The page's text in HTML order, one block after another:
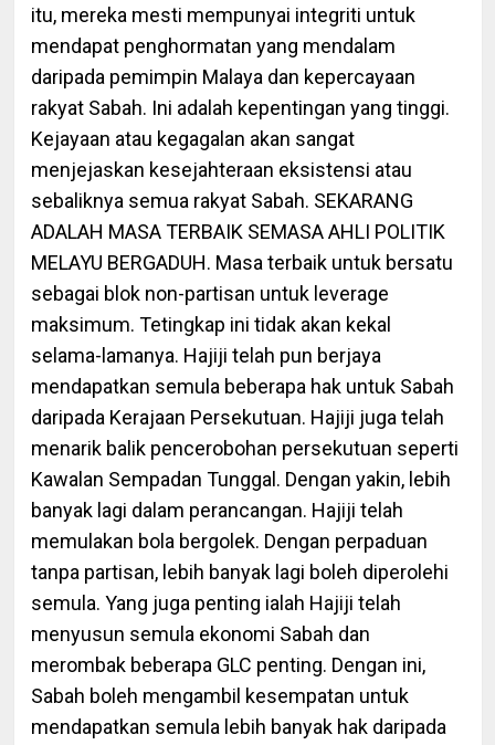
itu, mereka mesti mempunyai integriti untuk
mendapat penghormatan yang mendalam
daripada pemimpin Malaya dan kepercayaan
rakyat Sabah. Ini adalah kepentingan yang tinggi.
Kejayaan atau kegagalan akan sangat
menjejaskan kesejahteraan eksistensi atau
sebaliknya semua rakyat Sabah. SEKARANG
ADALAH MASA TERBAIK SEMASA AHLI POLITIK
MELAYU BERGADUH. Masa terbaik untuk bersatu
sebagai blok non-partisan untuk leverage
maksimum. Tetingkap ini tidak akan kekal
selama-lamanya. Hajiji telah pun berjaya
mendapatkan semula beberapa hak untuk Sabah
daripada Kerajaan Persekutuan. Hajiji juga telah
menarik balik pencerobohan persekutuan seperti
Kawalan Sempadan Tunggal. Dengan yakin, lebih
banyak lagi dalam perancangan. Hajiji telah
memulakan bola bergolek. Dengan perpaduan
tanpa partisan, lebih banyak lagi boleh diperolehi
semula. Yang juga penting ialah Hajiji telah
menyusun semula ekonomi Sabah dan
merombak beberapa GLC penting. Dengan ini,
Sabah boleh mengambil kesempatan untuk
mendapatkan semula lebih banyak hak daripada